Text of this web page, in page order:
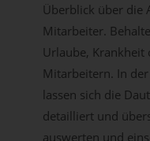
Überblick über die
Mitarbeiter.
Urlaube,
Mitarbeitern. In
lassen sich die
detailliert und
auswerten und